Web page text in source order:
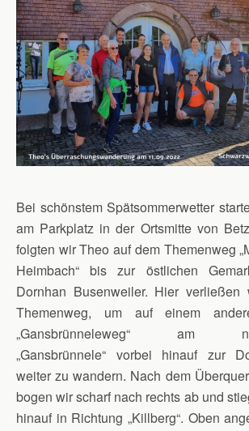
Bei schönstem Spätsommerwetter
am Parkplatz in der Ortsmitte von
folgten wir Theo auf dem Themenweg
Heimbach“ bis zur östlichen
Dornhan Busenweiler. Hier
Themenweg, um auf einem
„Gansbrünneleweg“ am
„Gansbrünnele“ vorbei hinauf zur
weiter zu wandern. Nach dem
bogen wir scharf nach rechts ab und
hinauf in Richtung „Killberg“. Oben